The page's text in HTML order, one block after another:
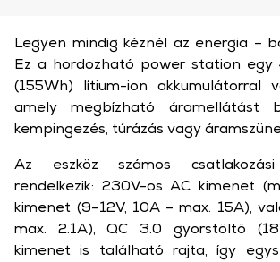
Legyen mindig kéznél az energia –
Ez a hordozható power station
(155Wh) lítium-ion akkumulátorral
amely megbízható áramellátást
kempingezés, túrázás vagy
Az eszköz számos
rendelkezik: 230V-os AC kimenet
kimenet (9–12V, 10A – max. 15A),
max. 2.1A), QC 3.0 gyorstöltő
kimenet is található rajta, így